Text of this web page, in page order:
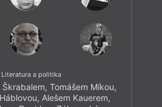
Literatura a politika
Tomášem Míkou,
Alešem Kauerem,